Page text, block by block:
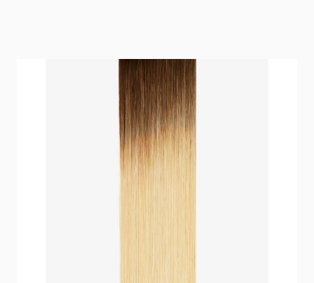
Unsere neuen und verbesserten hairtalk Standard
Tape Extensions bieten denselben diskreten Look
mit optimierter Leistung und höherer Haltbarkeit.